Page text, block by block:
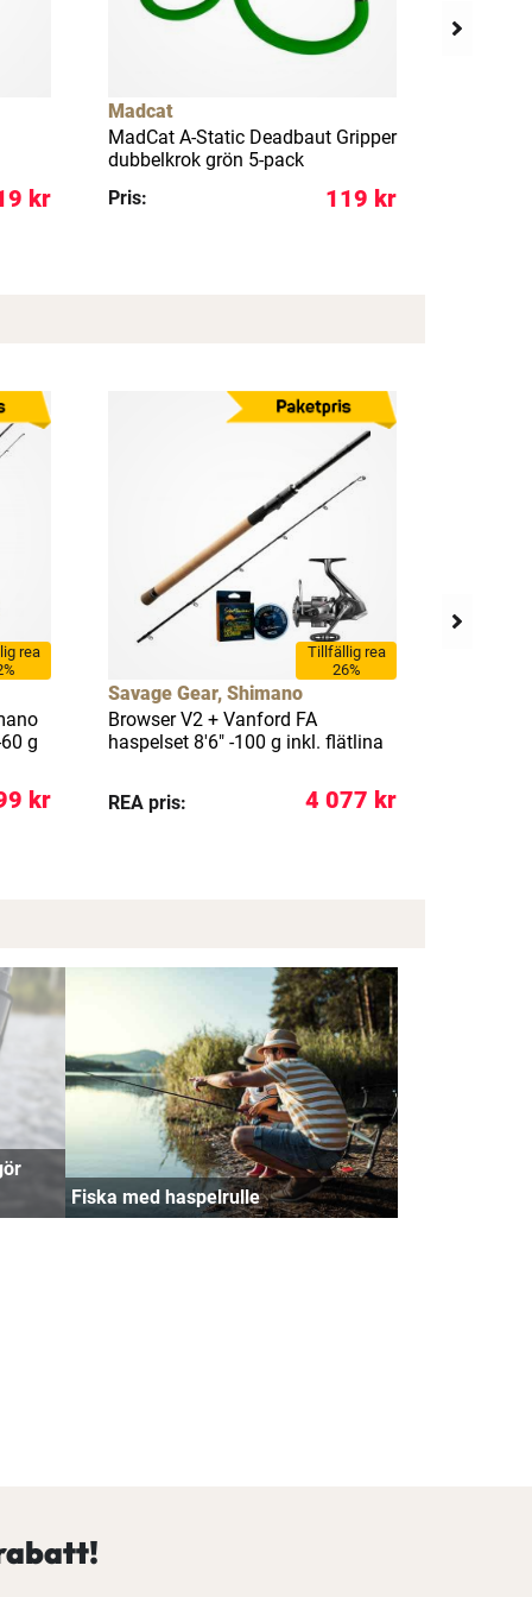
kr
Madcat
MadCat A-Static Deadbaut Gripper
dubbelkrok grön 5-pack
Pris:
119 kr
rea
g
kr
Tillfällig rea
26%
Savage Gear, Shimano
Browser V2 + Vanford FA
haspelset 8'6" -100 g inkl. flätlina
REA pris: 4 077 kr
Fiska med haspelrulle